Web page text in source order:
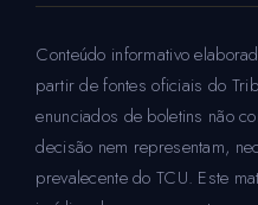
Conteúdo informativo
partir de fontes oficiais do
enunciados de boletins não
decisão nem representam,
prevalecente do TCU. Este